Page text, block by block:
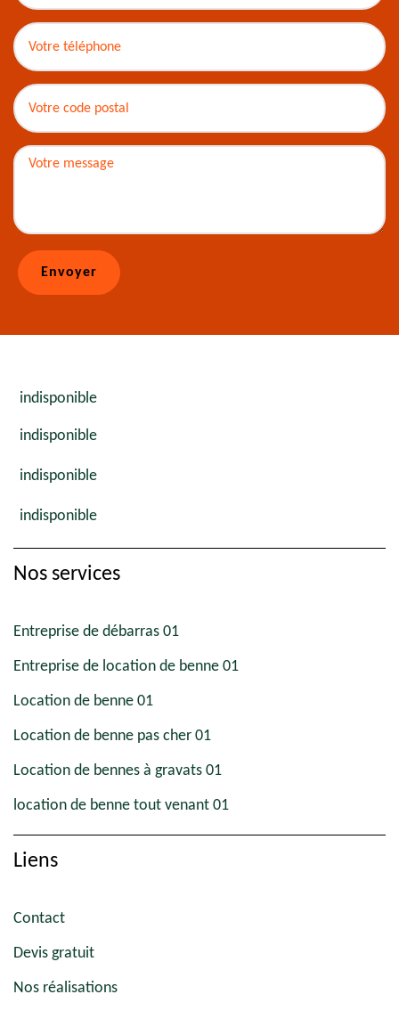
indisponible
indisponible
indisponible
indisponible
Nos services
Entreprise de débarras 01
Entreprise de location de benne 01
Location de benne 01
Location de benne pas cher 01
Location de bennes à gravats 01
location de benne tout venant 01
Liens
Contact
Devis gratuit
Nos réalisations